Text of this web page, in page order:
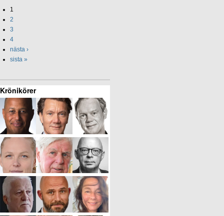
1
2
3
4
nästa ›
sista »
Krönikörer